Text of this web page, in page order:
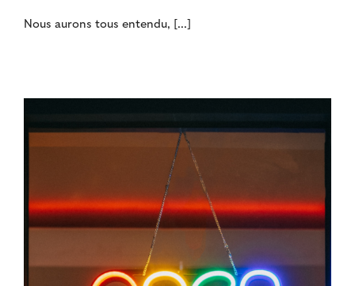
Nous aurons tous entendu, [...]